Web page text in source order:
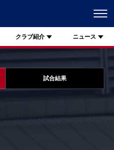
クラブ紹介 ニュース
試合結果